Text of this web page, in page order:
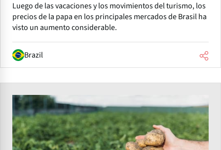
Luego de las vacaciones y los movimientos del turismo, los
precios de la papa en los principales mercados de Brasil ha
visto un aumento considerable.
Brazil